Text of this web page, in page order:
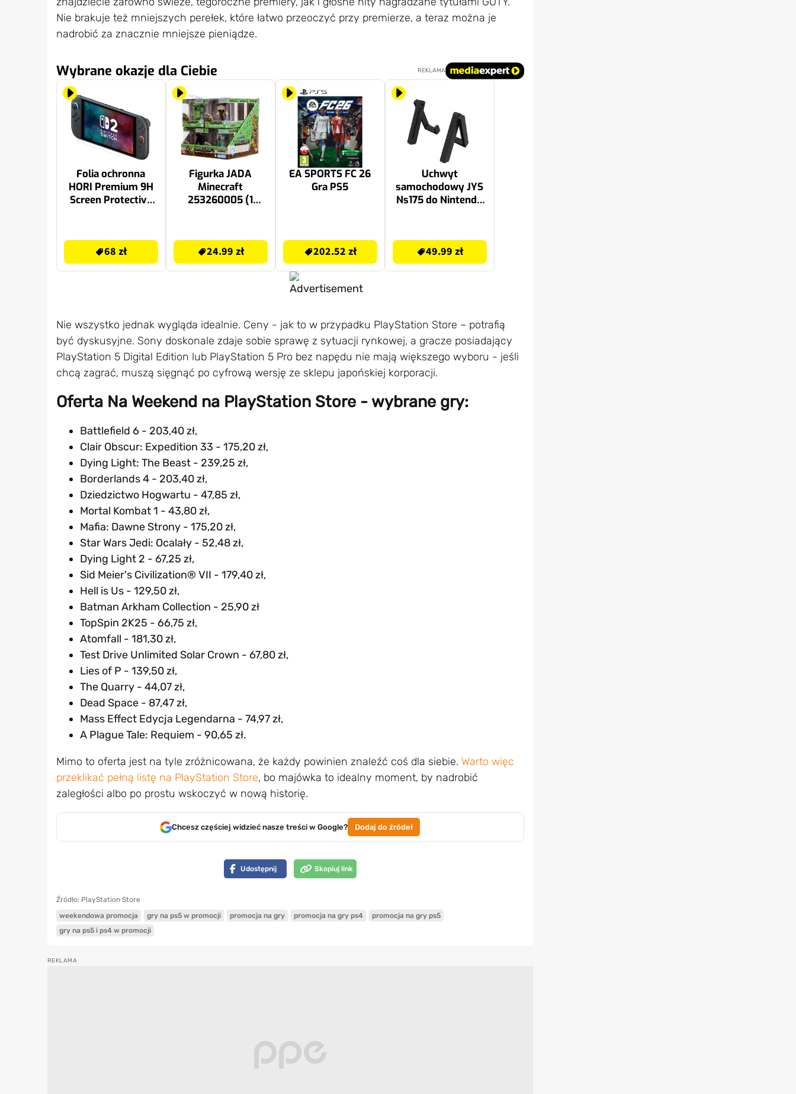
Nie brakuje też mniejszych perełek, które łatwo przeoczyć przy premierze, a teraz można je
nadrobić za znacznie mniejsze pieniądze.
Wybrane okazje dla Ciebie REKLAMA
Folia ochronna
HORI Premium 9H
Screen Protective
68 zł
Figurka JADA
Minecraft
253260005 (1
24.99 zł
EA SPORTS FC 26
Gra PS5
202.52 zł
Uchwyt
samochodowy JYS
Ns175 do Nintendo
49.99 zł
Nie wszystko jednak wygląda idealnie. Ceny - jak to w przypadku PlayStation Store – potrafią
być dyskusyjne. Sony doskonale zdaje sobie sprawę z sytuacji rynkowej, a gracze posiadający
PlayStation 5 Digital Edition lub PlayStation 5 Pro bez napędu nie mają większego wyboru - jeśli
chcą zagrać, muszą sięgnąć po cyfrową wersję ze sklepu japońskiej korporacji.
Oferta Na Weekend na PlayStation Store - wybrane gry:
Battlefield 6 - 203,40 zł,
Clair Obscur: Expedition 33 - 175,20 zł,
Dying Light: The Beast - 239,25 zł,
Borderlands 4 - 203,40 zł,
Dziedzictwo Hogwartu - 47,85 zł,
Mortal Kombat 1 - 43,80 zł,
Mafia: Dawne Strony - 175,20 zł,
Star Wars Jedi: Ocalały - 52,48 zł,
Dying Light 2 - 67,25 zł,
Sid Meier's Civilization® VII - 179,40 zł,
Hell is Us - 129,50 zł,
Batman Arkham Collection - 25,90 zł
TopSpin 2K25 - 66,75 zł,
Atomfall - 181,30 zł,
Test Drive Unlimited Solar Crown - 67,80 zł,
Lies of P - 139,50 zł,
The Quarry - 44,07 zł,
Dead Space - 87,47 zł,
Mass Effect Edycja Legendarna - 74,97 zł,
A Plague Tale: Requiem - 90,65 zł.
Mimo to oferta jest na tyle zróżnicowana, że każdy powinien znaleźć coś dla siebie. Warto więc
przeklikać pełną listę na PlayStation Store, bo majówka to idealny moment, by nadrobić
zaległości albo po prostu wskoczyć w nową historię.
Chcesz częściej widzieć nasze treści w Google? Dodaj do źródeł
Udostępnij Skopiuj link
Źródło: PlayStation Store
weekendowa promocja
gry na ps5 w promocji promocja na gry promocja na gry ps4
promocja na gry ps5
gry na ps5 i ps4 w promocji